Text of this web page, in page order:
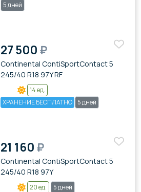
5 дней
27 500₽
Continental ContiSportContact 5
245/40 R18 97Y RF
14 ед.
ХРАНЕНИЕ БЕСПЛАТНО
5 дней
21 160₽
Continental ContiSportContact 5
245/40 R18 97Y
20 ед. 5 дней